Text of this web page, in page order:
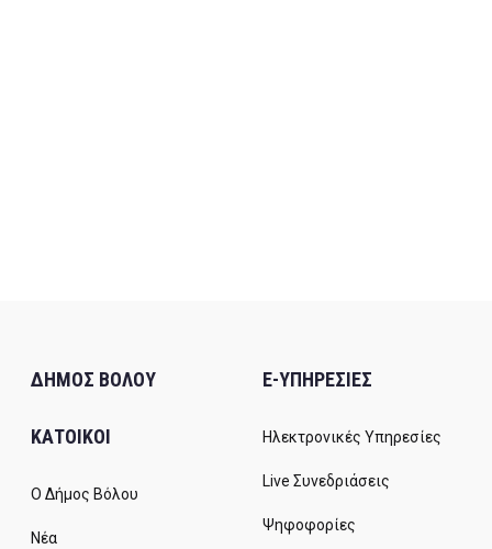
ΔΗΜΟΣ ΒΟΛΟΥ
ΚΑΤΟΙΚΟΙ
Ο Δήμος Βόλου
Νέα
E-ΥΠΗΡΕΣΙΕΣ
Ηλεκτρονικές Υπηρεσίες
Live Συνεδριάσεις
Ψηφοφορίες